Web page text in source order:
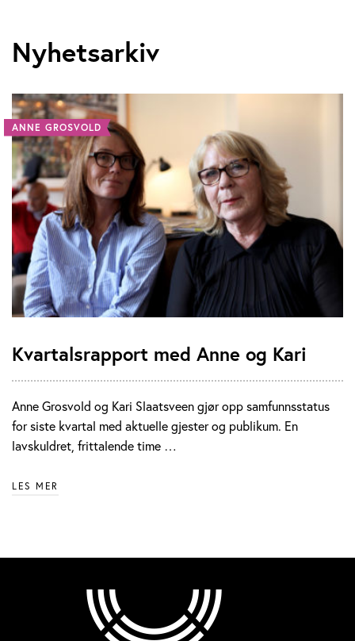
Nyhetsarkiv
ANNE GROSVOLD
Kvartalsrapport med Anne og Kari
Anne Grosvold og Kari Slaatsveen gjør opp samfunnsstatus
for siste kvartal med aktuelle gjester og publikum. En
lavskuldret, frittalende time …
LES MER